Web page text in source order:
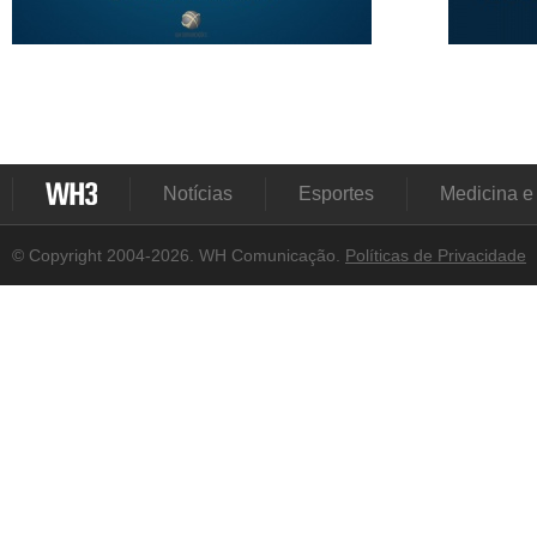
Notícias Esportes Medicina
© Copyright 2004-2026. WH Comunicação. Políticas de Privacidade